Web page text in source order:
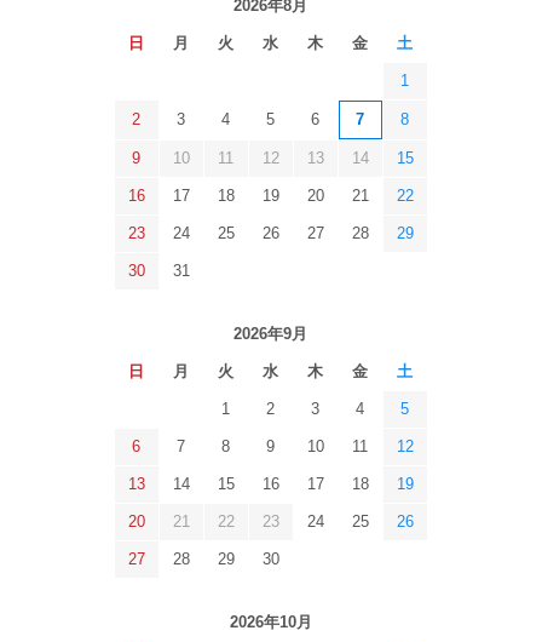
2026年8月
日 月 火 水 木 金 土
1
2 3 4 5 6 7 8
9 10 11 12 13 14 15
16 17 18 19 20 21 22
23 24 25 26 27 28 29
30 31
2026年9月
日 月 火 水 木 金 土
1 2 3 4 5
6 7 8 9 10 11 12
13 14 15 16 17 18 19
20 21 22 23 24 25 26
27 28 29 30
2026年10月